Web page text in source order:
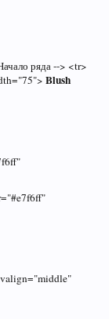
ряда --> <tr>
Blush